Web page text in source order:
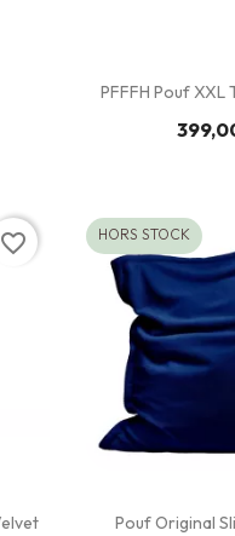
PFFFH Pouf
favorite_border
Pouf Original
HORS STOCK